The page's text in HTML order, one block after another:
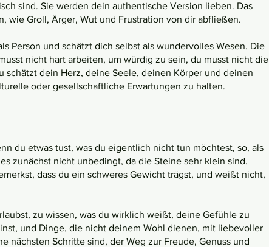
sind. Sie werden dein authentische Version lieben. Das
wie Groll, Ärger, Wut und Frustration von dir abfließen.
Person und schätzt dich selbst als wundervolles Wesen. Die
nicht hart arbeiten, um würdig zu sein, du musst nicht die
dein Herz, deine Seele, deinen Körper und deinen
oder gesellschaftliche Erwartungen zu halten.
du etwas tust, was du eigentlich nicht tun möchtest, so, als
zunächst nicht unbedingt, da die Steine sehr klein sind.
dass du ein schweres Gewicht trägst, und weißt nicht,
zu wissen, was du wirklich weißt, deine Gefühle zu
und Dinge, die nicht deinem Wohl dienen, mit liebevoller
nächsten Schritte sind, der Weg zur Freude, Genuss und